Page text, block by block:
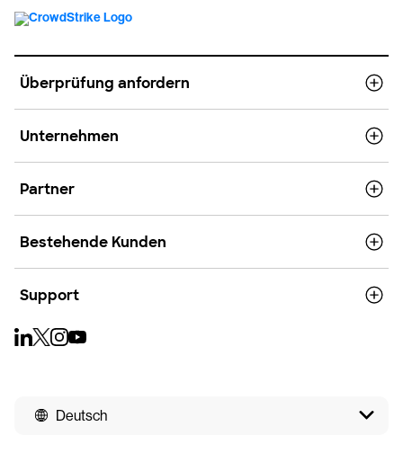
Überprüfung anfordern
Unternehmen
Partner
Bestehende Kunden
Support
Deutsch